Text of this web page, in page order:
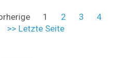
1 2 3
4
>> Letzte Seite